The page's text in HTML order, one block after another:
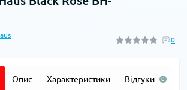
0
Опис Характеристики Відгуки 0